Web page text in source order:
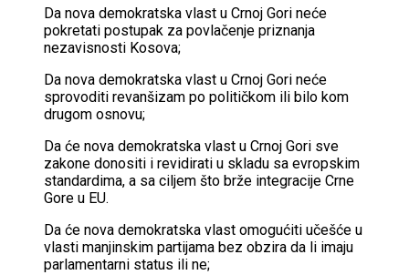
Da nova demokratska vlast u Crnoj Gori neće
pokretati postupak za povlačenje priznanja
nezavisnosti Kosova;
Da nova demokratska vlast u Crnoj Gori neće
sprovoditi revanšizam po političkom ili bilo kom
drugom osnovu;
Da će nova demokratska vlast u Crnoj Gori sve
zakone donositi i revidirati u skladu sa evropskim
standardima, a sa ciljem što brže integracije Crne
Gore u EU.
Da će nova demokratska vlast omogućiti učešće u
vlasti manjinskim partijama bez obzira da li imaju
parlamentarni status ili ne;